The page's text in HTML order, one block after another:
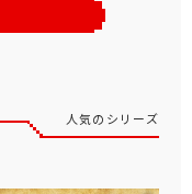
人気のシリーズ